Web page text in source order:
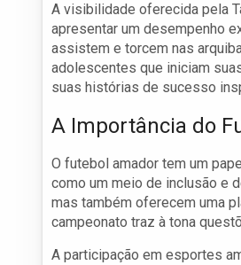
A visibilidade oferecida pela
apresentar um desempenho
assistem e torcem nas
adolescentes que iniciam
suas histórias de sucesso
A Importância do
O futebol amador tem um
como um meio de inclusão e
mas também oferecem uma
campeonato traz à tona
A participação em esportes